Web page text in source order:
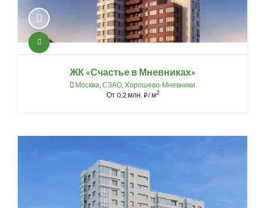
ЖК «Счастье в Мневниках»
Москва СЗАО Хорошево-Мневники
От0,2 млн. ⃏/ м2